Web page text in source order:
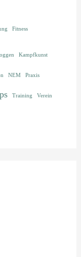
Fitness
Kampfkunst
NEM Praxis
Training Verein